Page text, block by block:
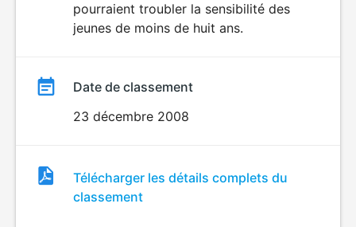
pourraient troubler la sensibilité des
jeunes de moins de huit ans.
Date de classement
23 décembre 2008
Fichier
de
classement
Télécharger les détails complets du
classement